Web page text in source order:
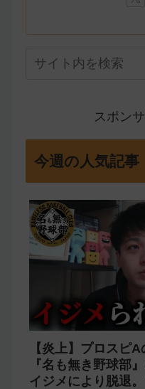
スポン
今週の人気記事
【炎上】プロスピ
『名も無き野球部
イジメにより脱退